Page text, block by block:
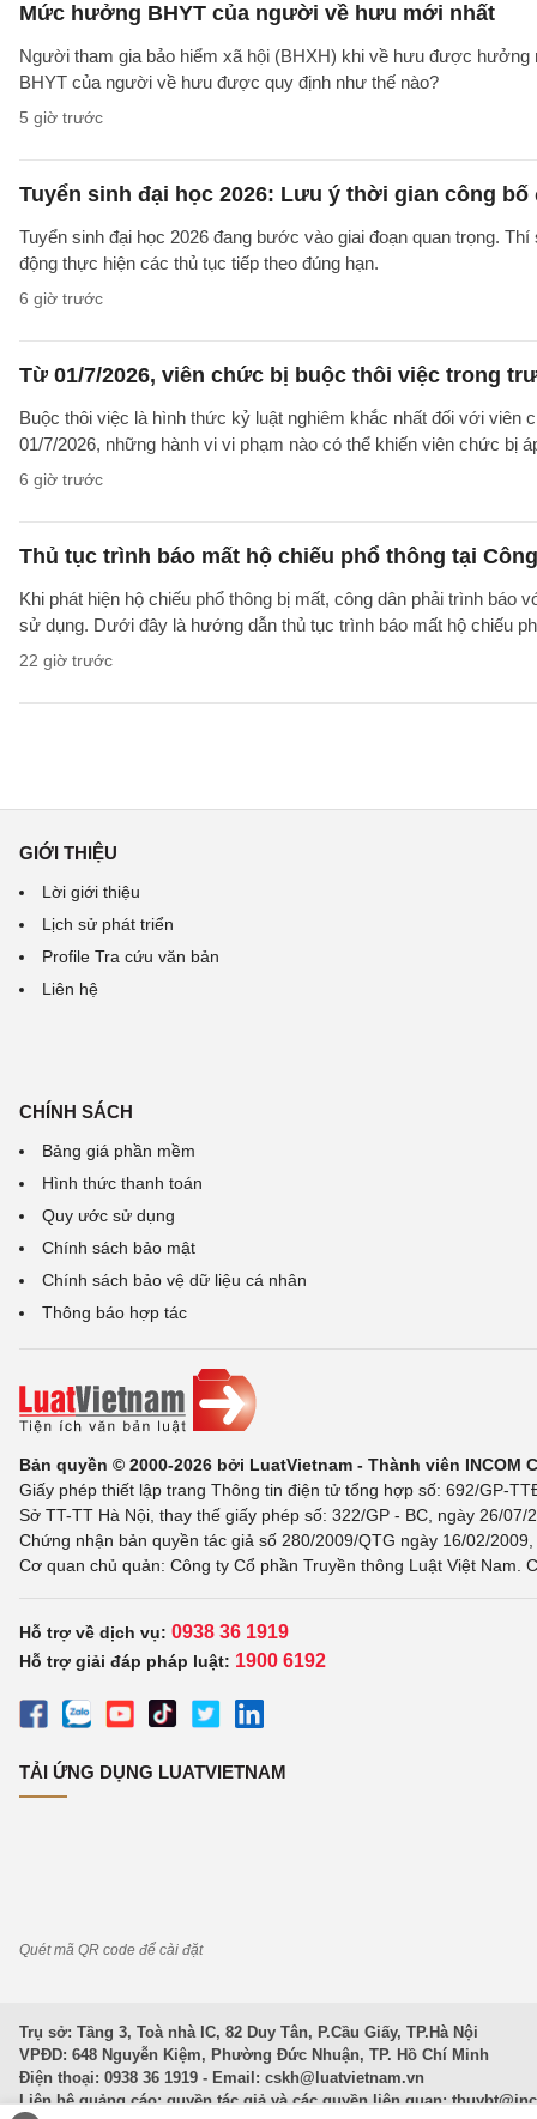
Mức hưởng BHYT của người về hưu mới nhất
Người tham gia bảo hiểm xã hội (BHXH) khi về hưu được
BHYT của người về hưu được quy định như thế nào?
5 giờ trước
Tuyển sinh đại học 2026: Lưu ý thời gian công
Tuyển sinh đại học 2026 đang bước vào giai đoạn quan trọng.
động thực hiện các thủ tục tiếp theo đúng hạn.
6 giờ trước
Từ 01/7/2026, viên chức bị buộc thôi việc trong
Buộc thôi việc là hình thức kỷ luật nghiêm khắc nhất đối với
01/7/2026, những hành vi vi phạm nào có thể khiến viên chức bị
6 giờ trước
Thủ tục trình báo mất hộ chiếu phổ thông tại
Khi phát hiện hộ chiếu phổ thông bị mất, công dân phải trình
sử dụng. Dưới đây là hướng dẫn thủ tục trình báo mất hộ chiếu
22 giờ trước
GIỚI THIỆU
Lời giới thiệu
Lịch sử phát triển
Profile Tra cứu văn bản
Liên hệ
CHÍNH SÁCH
Bảng giá phần mềm
Hình thức thanh toán
Quy ước sử dụng
Chính sách bảo mật
Chính sách bảo vệ dữ liệu cá nhân
Thông báo hợp tác
Bản quyền © 2000-2026 bởi LuatVietnam - Thành viên INCOM
Giấy phép thiết lập trang Thông tin điện tử tổng hợp số: 692/GP-
Sở TT-TT Hà Nội, thay thế giấy phép số: 322/GP - BC, ngày 26/
Chứng nhận bản quyền tác giả số 280/2009/QTG ngày 16/02/
Cơ quan chủ quản: Công ty Cổ phần Truyền thông Luật Việt Nam.
Hỗ trợ về dịch vụ: 0938 36 1919
Hỗ trợ giải đáp pháp luật: 1900 6192
TẢI ỨNG DỤNG LUATVIETNAM
Quét mã QR code để cài đặt
Trụ sở: Tầng 3, Toà nhà IC, 82 Duy Tân, P.Cầu Giấy, TP.Hà Nội
VPĐD: 648 Nguyễn Kiệm, Phường Đức Nhuận, TP. Hồ Chí Minh
Điện thoại: 0938 36 1919 - Email: cskh@luatvietnam.vn
Liên hệ quảng cáo; quyền tác giả và các quyền liên quan: